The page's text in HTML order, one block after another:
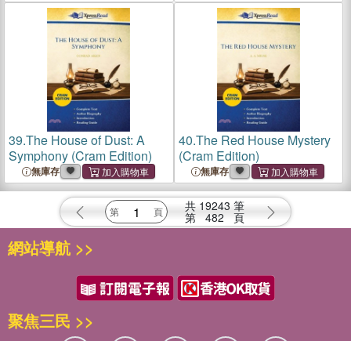
39.The House of Dust: A
Symphony (Cram Edition)
無庫存
40.The Red House Mystery
(Cram Edition)
無庫存
共 19243 筆
第 482 頁
網站導航 >>
聚焦三民 >>